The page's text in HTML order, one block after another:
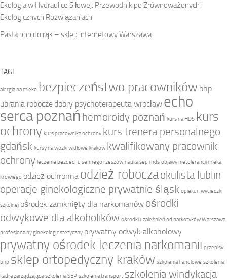
Ekologia w Hydraulice Siłowej: Przewodnik po Zrównoważonych i
Ekologicznych Rozwiązaniach
Pasta bhp do rąk – sklep internetowy Warszawa
TAGI
alergia na mleko bezpieczeństwo pracowników bhp
ubrania robocze dobry psychoterapeuta wrocław echo
serca poznań hemoroidy poznań kurs na HDS kurs
ochrony kurs pracownika ochrony kurs trenera personalnego
gdańsk kursy na wózki widłowe kraków kwalifikowany pracownik
ochrony leczenie bezdechu sennego rzeszów nauka sep i hds objawy nietolerancji mleka
krowiego odzież ochronna odzież roboczaokulista lublin
operacje ginekologiczne prywatnie śląsk opiekun wycieczki
szkolnej ośrodek zamknięty dla narkomanów ośrodki
odwykowe dla alkoholików ośrodki uzależnień od narkotyków Warszawa
profesjonalny ginekolog estetyczny prywatny odwyk alkoholowy
prywatny ośrodek leczenia narkomanii przepisy
bhp sklep ortopedyczny kraków szkolenia handlowe szkolenia
kadra zarządzająca szkolenia SEP szkolenia transport szkolenia windykacja